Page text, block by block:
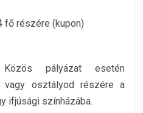
fő részére (kupon)
pályázat esetén
vagy osztályod részére a
ifjúsági színházába.